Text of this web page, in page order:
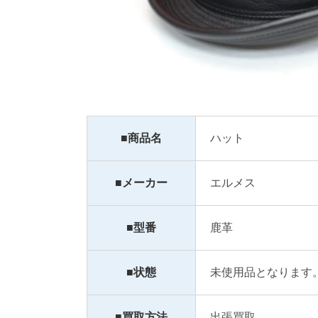
■商品名 ハット
■メーカー エルメス
■型番 鹿革
■状態 未使用品となります